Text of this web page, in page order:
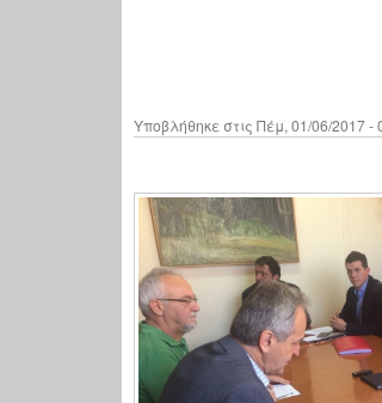
Υποβλήθηκε στις Πέμ, 01/06/2017 -